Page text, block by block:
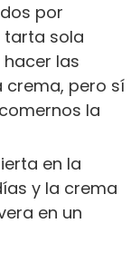
por
tarta sola
las
pero sí
la
en la
y la crema
en un